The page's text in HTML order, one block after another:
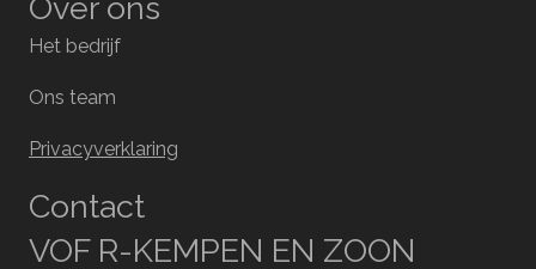
Over ons
Het bedrijf
Ons team
Privacyverklaring
Contact
VOF R-KEMPEN EN ZOON